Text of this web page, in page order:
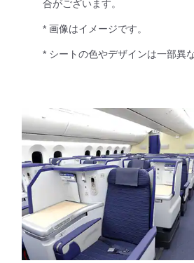
合がございます。
* 画像はイメージです。
* シートの色やデザインは一部異